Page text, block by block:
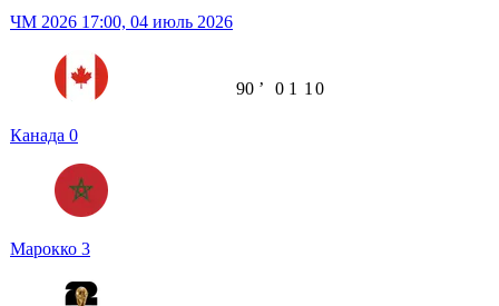
ЧМ 2026 17:00, 04 июль 2026
Канада 0
Марокко 3
90 ʼ 0 1 1 0